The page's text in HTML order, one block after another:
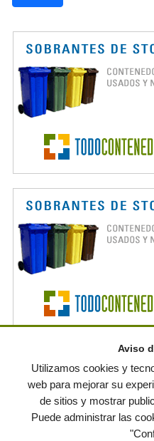
© residuos.com - Todos los
Condiciones de uso|Contacto |Editores
tus
Aviso
Utilizamos cookies y
web para mejorar su
de sitios y mostrar
Puede administrar las